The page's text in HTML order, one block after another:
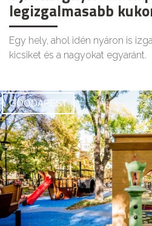
legizgalmasabb
Egy hely, ahol idén nyáron is
kicsiket és a nagyokat egyaránt.
GOODAPEST